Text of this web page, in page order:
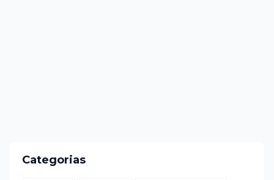
Categorias